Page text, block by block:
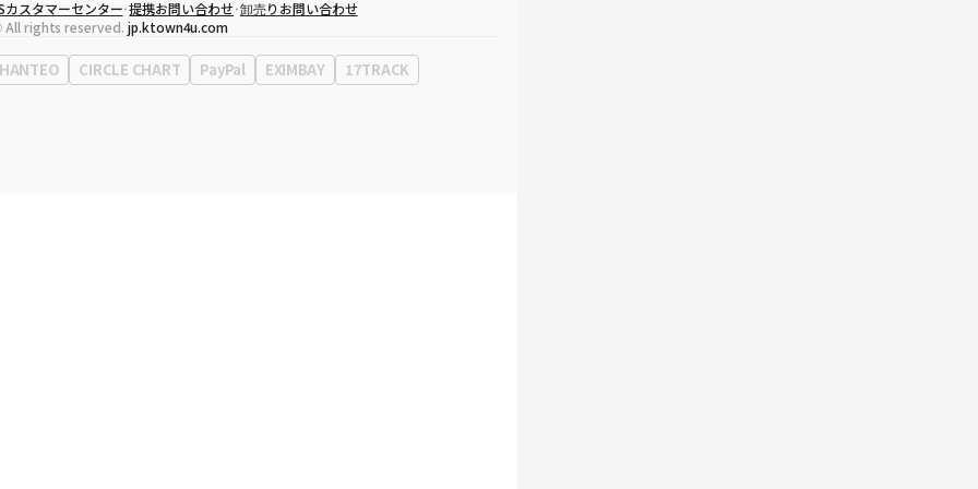
取締役
ソン・ヒョミン
者登録番号120-87-71116
0120-23-7523
所住所
ソウル特別市江南区永東大路513、3階(三成洞、coex)
カスタマーセンター 提携お問い合わせ 卸売りお問い合わせ
rights reserved. jp.ktown4u.com
HANTEO CIRCLE CHART PayPal EXIMBAY 17TRACK